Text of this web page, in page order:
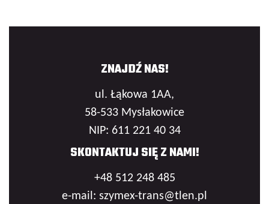
ZNAJDŹ NAS!
ul. Łąkowa 1AA,
58-533 Mysłakowice
NIP: 611 221 40 34
SKONTAKTUJ SIĘ Z NAMI!
+48 512 248 485
e-mail: szymex-trans@tlen.pl